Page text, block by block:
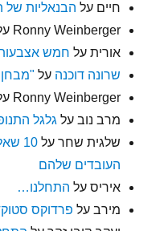
חיים על הבנאליות של
Ronny Weinberger
אורית על חמש
שרונה דוכנה על
Ronny Weinberger
מרב נוב על גלגל
שלגית שחר על
10
העובדים שלהם
איריס על התחלנו…
מירב על פרדוקס